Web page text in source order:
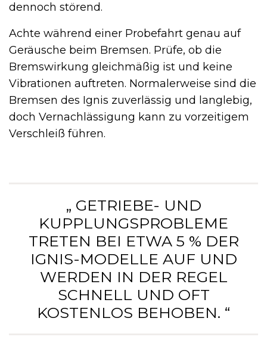
dennoch störend.
Achte während einer Probefahrt genau auf
Geräusche beim Bremsen. Prüfe, ob die
Bremswirkung gleichmäßig ist und keine
Vibrationen auftreten. Normalerweise sind die
Bremsen des Ignis zuverlässig und langlebig,
doch Vernachlässigung kann zu vorzeitigem
Verschleiß führen.
„ GETRIEBE- UND
KUPPLUNGSPROBLEME
TRETEN BEI ETWA 5 % DER
IGNIS-MODELLE AUF UND
WERDEN IN DER REGEL
SCHNELL UND OFT
KOSTENLOS BEHOBEN. “